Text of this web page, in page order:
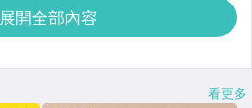
展開全部內容
看更多